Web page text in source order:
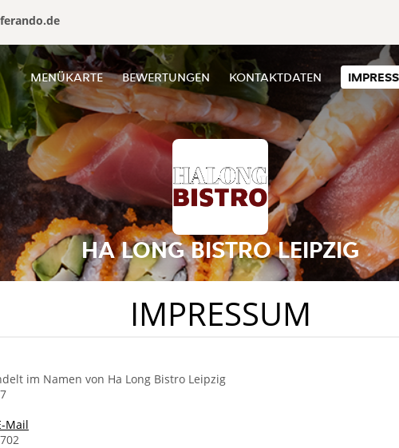
MENÜKARTE BEWERTUNGEN KONTAKTDATEN
HA LONG BISTRO LEIPZIG
IMPRESSUM
im Namen von Ha Long Bistro Leipzig
Mail